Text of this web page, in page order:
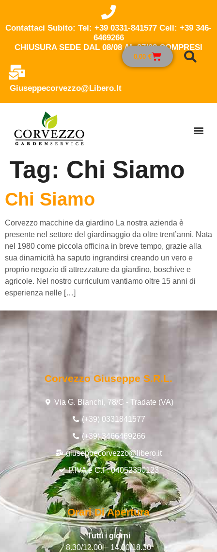
Contattaci Subito: Tel: +39 0331-841577 Cell: +39 346-
6469266
CHIUSURA SEDE DAL 08/08 AL 27/08 COMPRESI
Giuseppecorvezzo@libero.it
0,00 €
Tag: Chi Siamo
Chi Siamo
Corvezzo macchine da giardino La nostra azienda è
presente nel settore del giardinaggio da oltre trent’anni. Nata
nel 1980 come piccola officina in breve tempo, grazie alla
sua dinamicità ha saputo ingrandirsi creando un vero e
proprio negozio di attrezzature da giardino, boschive e
agricole. Nel nostro curriculum vantiamo oltre 15 anni di
esperienza nelle […]
Corvezzo Giuseppe S.r.l.
Via G. Bianchi, 78/C - Tradate (VA)
(+39) 0331841577
(+39) 3466469266
giuseppecorvezzo@libero.it
P.IVA e C.F: 04052350123
Orari Di Apertura
Tutti i giorni
8.30/12.00 – 14.00/18.30